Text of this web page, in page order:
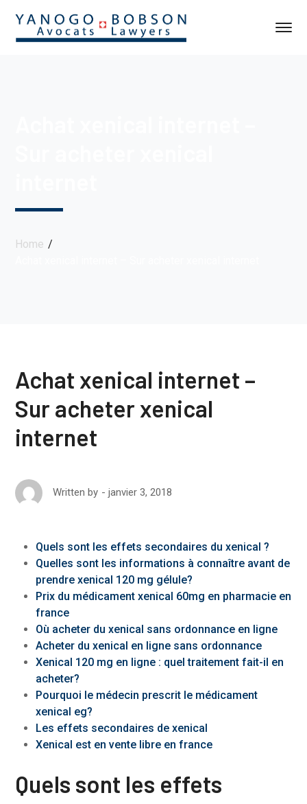
Home
Achat xenical internet –
Sur acheter xenical
internet
Written by janvier 3, 2018
Quels sont les effets secondaires du xenical ?
Quelles sont les informations à connaître avant de
prendre xenical 120 mg gélule?
Prix du médicament xenical 60mg en pharmacie en
france
Où acheter du xenical sans ordonnance en ligne
Acheter du xenical en ligne sans ordonnance
Xenical 120 mg en ligne : quel traitement fait-il en
acheter?
Pourquoi le médecin prescrit le médicament
xenical eg?
Les effets secondaires de xenical
Xenical est en vente libre en france
Quels sont les effets